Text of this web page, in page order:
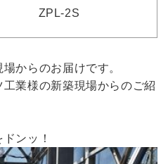
ZPL-2S
からのお届けです。
業様の新築現場からのご紹
ンッ！